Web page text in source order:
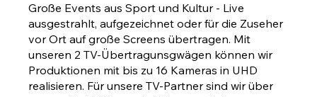
Große Events aus Sport und Kultur - Live
ausgestrahlt, aufgezeichnet oder für die Zuseher
vor Ort auf große Screens übertragen. Mit
unseren 2 TV-Übertragunsgwägen können wir
Produktionen mit bis zu 16 Kameras in UHD
realisieren. Für unsere TV-Partner sind wir über